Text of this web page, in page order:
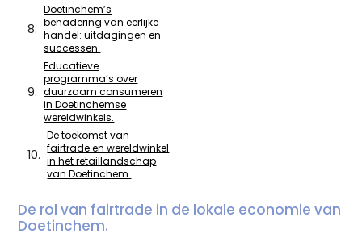
Doetinchem’s
benadering van eerlijke
handel: uitdagingen en
successen.
Educatieve
programma’s over
duurzaam consumeren
in Doetinchemse
wereldwinkels.
De toekomst van
fairtrade en wereldwinkel
in het retaillandschap
van Doetinchem.
De rol van fairtrade in de lokale economie van
Doetinchem.